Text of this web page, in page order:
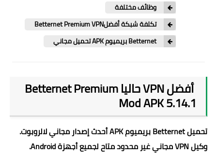
وظائف مختلفة
تكلفة شبكة أفضلBetternet Premium VPN
Betternet بريميوم APK تحميل مجاني
أفضل VPN حاليا Betternet Premium
Mod APK 5.14.1
تحميل Betternet بريميوم APK أحدث إصدار مجاني لالروبوت.
وكيل VPN مجاني غير محدود متاح لجميع أجهزة Android.